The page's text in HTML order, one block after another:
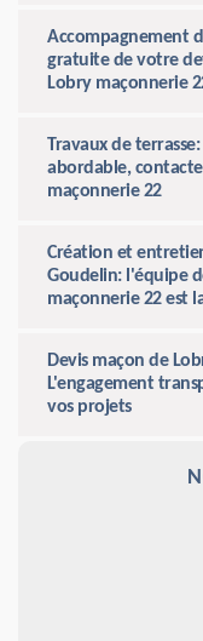
Accompagnement
gratuite de votre
Lobry maçonnerie
Travaux de
abordable,
maçonnerie 22
Création et
Goudelin: l'équipe
maçonnerie 22 est
Devis maçon de
L'engagement
vos projets